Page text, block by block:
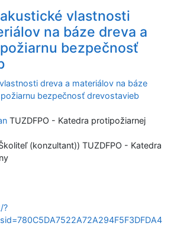
vlastnosti
na báze dreva a
bezpečnosť
dreva a materiálov na báze
bezpečnosť drevostavieb
TUZDFPO - Katedra protipožiarnej
(konzultant)) TUZDFPO - Katedra
?